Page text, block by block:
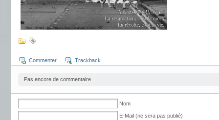
Commenter Trackback
Pas encore de commentaire
Nom
E-Mail (ne sera pas publié)